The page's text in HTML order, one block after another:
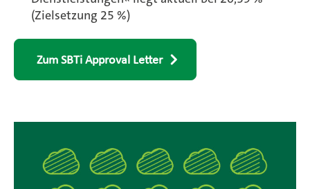
(Zielsetzung 25 %)
Zum SBTi Approval Letter